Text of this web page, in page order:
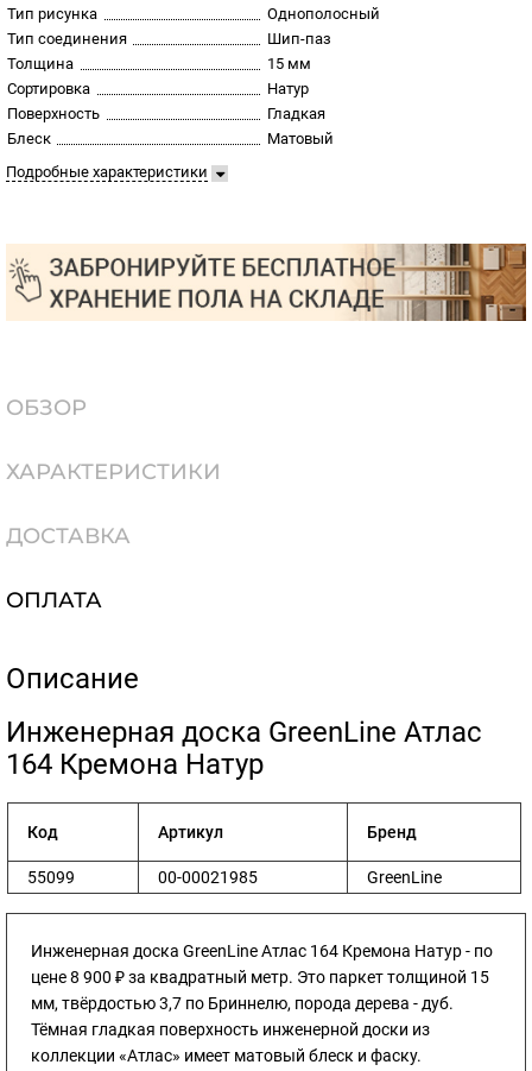
Тип рисунка
Однополосный
Тип соединения
Шип-паз
Толщина
15 мм
Сортировка
Натур
Поверхность
Гладкая
Блеск
Матовый
Подробные характеристики
ОБЗОР
ХАРАКТЕРИСТИКИ
ДОСТАВКА
ОПЛАТА
Описание
​Инженерная доска GreenLine Атлас
164 Кремона Натур
Код Артикул Бренд
55099 00-00021985 GreenLine
Инженерная доска GreenLine Атлас 164 Кремона Натур - по
цене 8 900 ₽ за квадратный метр. Это паркет толщиной 15
мм, твёрдостью 3,7 по Бриннелю, порода дерева - дуб.
Тёмная гладкая поверхность инженерной доски из
коллекции «Атлас» имеет матовый блеск и фаску.